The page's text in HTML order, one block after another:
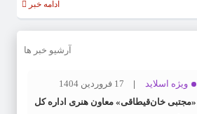
ادامه خبر
آرشیو خبر ها
ویژه اسلاید
17 فروردین 1404
«مجتبی خان‌قیطاقی» معاون هنری اداره کل